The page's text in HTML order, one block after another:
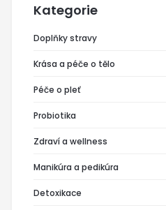
Kategorie
Doplňky stravy
Krása a péče o tělo
Péče o pleť
Probiotika
Zdraví a wellness
Manikúra a pedikúra
Detoxikace